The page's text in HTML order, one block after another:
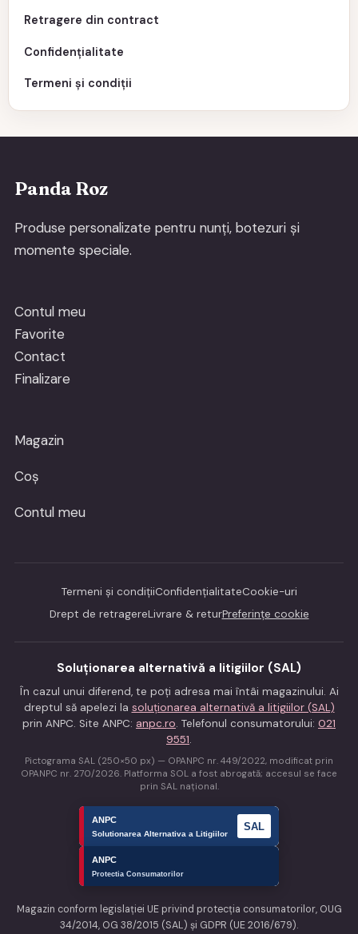
Retragere din contract
Confidențialitate
Termeni și condiții
Panda Roz
Produse personalizate pentru nunți, botezuri și
momente speciale.
Contul meu
Favorite
Contact
Finalizare
Magazin
Coș
Contul meu
Termeni și condițiiConfidențialitateCookie-uri
Drept de retragereLivrare & returPreferințe cookie
Soluționarea alternativă a litigiilor (SAL)
În cazul unui diferend, te poți adresa mai întâi magazinului. Ai
dreptul să apelezi la soluționarea alternativă a litigiilor (SAL)
prin ANPC. Site ANPC: anpc.ro. Telefonul consumatorului: 021
9551.
Pictograma SAL (250×50 px) — OPANPC nr. 449/2022, modificat prin
OPANPC nr. 270/2026. Platforma SOL a fost abrogată; accesul se face
prin SAL național.
Magazin conform legislației UE privind protecția consumatorilor, OUG
34/2014, OG 38/2015 (SAL) și GDPR (UE 2016/679).